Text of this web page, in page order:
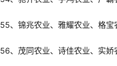
55、锦兆农业、雅耀农业、格宝
56、茂同农业、诗佳农业、实娇